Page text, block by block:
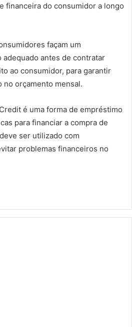
financeira do consumidor a longo
façam um
antes de contratar
ao consumidor, para garantir
no orçamento mensal.
é uma forma de empréstimo
para financiar a compra de
ser utilizado com
problemas financeiros no